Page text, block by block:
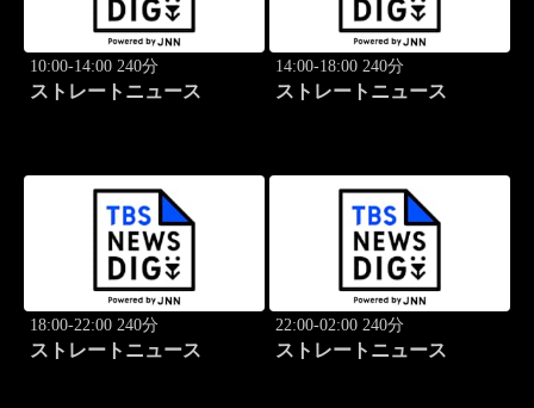
10:00-14:00 240分
ストレートニュース
14:00-18:00 240分
ストレートニュース
18:00-22:00 240分
ストレートニュース
22:00-02:00 240分
ストレートニュース